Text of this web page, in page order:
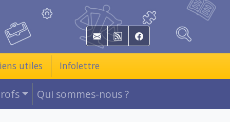
E-mail RSS Facebook
utiles Infolettre
Qui sommes-nous ?